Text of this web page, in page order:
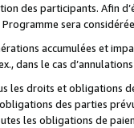
des participants. Afin
sera
accumulées et
dans le cas
les droits et obligations
des parties
les obligations de